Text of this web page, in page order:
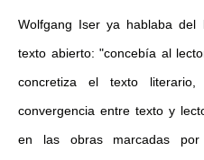
Wolfgang Iser ya hablaba del
texto abierto: "concebía al
concretiza el texto
convergencia entre texto y
en las obras marcadas